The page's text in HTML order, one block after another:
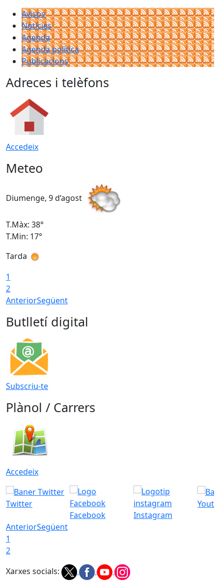
Avisos
Notícies
Agenda
Agenda política
Publicacions
Adreces i telèfons
Accedeix
Meteo
Diumenge, 9 d’agost
T.Màx: 38°
T.Min: 17°
Tarda
1
2
AnteriorSegüent
Butlletí digital
Subscriu-te
Plànol / Carrers
Accedeix
Twitter
Facebook
Instagram
AnteriorSegüent
1
2
Xarxes socials: